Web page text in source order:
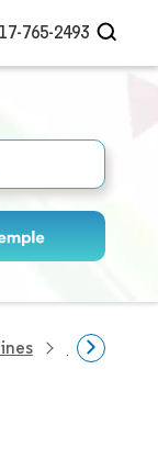
765-2493